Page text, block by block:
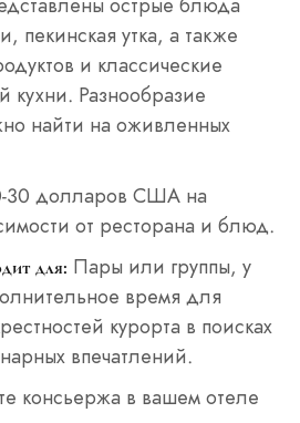
пекинская утка, а также
и классические
кухни. Разнообразие
найти на оживленных
30 долларов США на
от ресторана и блюд.
для: Пары или группы, у
время для
курорта в поисках
впечатлений.
консьержа в вашем отеле